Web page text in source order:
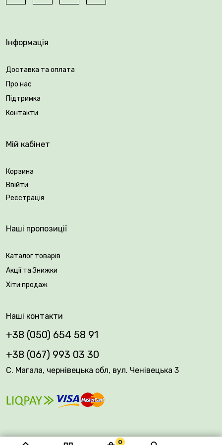
0
переносить дощову погоду, стійкий до захворювань і
🍃 Придбайте 2-річні саджанці троянд у Плантації
рослин Vovk — і створіть сад своєї мрії!
Упакування: закрита коренева система.
Інформація
Доставка та оплата
Про нас
Підтримка
Контакти
Мій кабінет
Корзина
Ввійти
Реєстрація
Наші пропозиції
Каталог товарів
Акції та Знижки
Хіти продаж
Наші контакти
+38 (050) 654 58 91
+38 (067) 993 03 30
С. Магала, чернівецька обл, вул. Ченівецька 3